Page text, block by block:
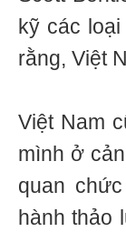
kỹ các
rằng, Việt
Việt Nam
mình ở
quan
hành thảo